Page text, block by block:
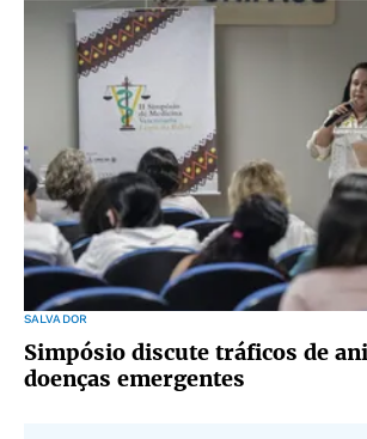
SALVADOR
Simpósio discute tráficos de
doenças emergentes